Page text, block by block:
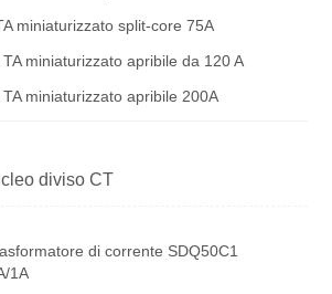
miniaturizzato split-core 75A
miniaturizzato apribile da 120 A
miniaturizzato apribile 200A
diviso CT
di corrente SDQ50C1
1A